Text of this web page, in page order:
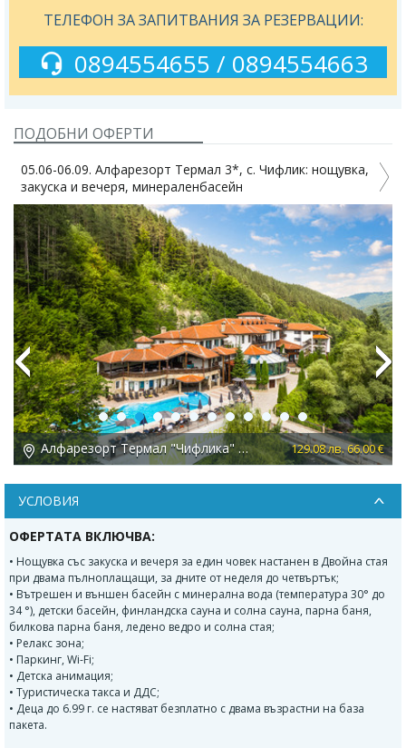
ТЕЛЕФОН ЗА ЗАПИТВАНИЯ ЗА РЕЗЕРВАЦИИ:
0894554655 / 0894554663
ПОДОБНИ ОФЕРТИ
05.06-06.09. Алфарезорт Термал 3*, с. Чифлик: нощувка,
закуска и вечеря, минераленбасейн
Алфарезорт Термал "Чифлика" 3*, Чифлик 129.08 лв. 66.00 €
Previous Next
УСЛОВИЯ
ОФЕРТАТА ВКЛЮЧВА:
• Нощувка със закуска и вечеря за един човек настанен в Двойна стая
при двама пълноплащащи, за дните от неделя до четвъртък;
• Вътрешен и външен басейн с минерална вода (температура 30° до
34 °), детски басейн, финландска сауна и солна сауна, парна баня,
билкова парна баня, ледено ведро и солна стая;
• Релакс зона;
• Паркинг, Wi-Fi;
• Детска анимация;
• Туристическа такса и ДДС;
• Деца до 6.99 г. се настяват безплатно с двама възрастни на база
пакета.